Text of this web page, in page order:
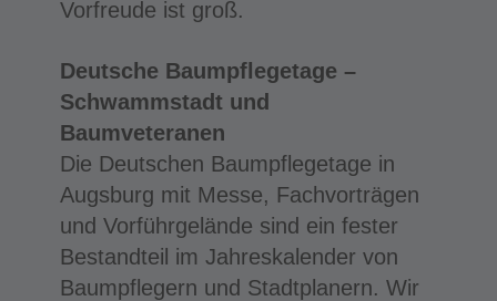
Vorfreude ist groß.
Deutsche Baumpflegetage –
Schwammstadt und
Baumveteranen
Die Deutschen Baumpflegetage in
Augsburg mit Messe, Fachvorträgen
und Vorführgelände sind ein fester
Bestandteil im Jahreskalender von
Baumpflegern und Stadtplanern. Wir